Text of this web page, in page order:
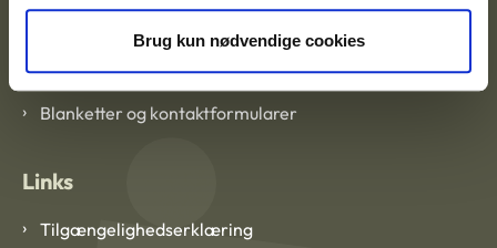
Brug kun nødvendige cookies
Om Ankestyrelsen
Om Ankestyrelsen
Blanketter og kontaktformularer
Links
Tilgængelighedserklæring